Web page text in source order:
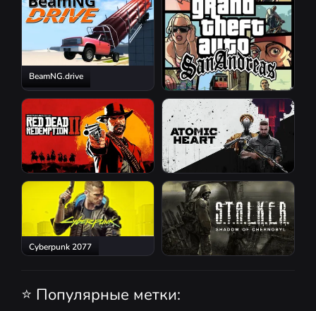
BeamNG.drive
GTA San Andreas
Red Dead Redemption 2 Atomic Heart
Cyberpunk 2077
⭐ Популярные метки: